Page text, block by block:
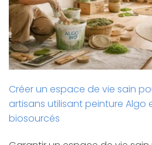
Créer un espace de vie sain
artisans utilisant peinture Algo
biosourcés